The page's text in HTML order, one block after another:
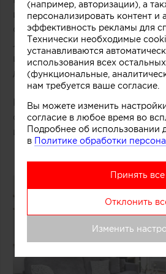
интерьера можно отнести
особняках всё ещё обитают
Людовика XVI —
или каменные камины,
декорированные лепными
Камин, ленина и паркет в
органично соседствуют с
и декором.
(например, авторизации), а
персонализировать контент и
эффективность рекламы для
Технически необходимые
устанавливаются
использования всех
(функциональные,
нам требуется ваше согласие.
Вы можете изменить
согласие в любое время во
Подробнее об использовании
в Политике обработки
Принять все
Отклонить
Изменить